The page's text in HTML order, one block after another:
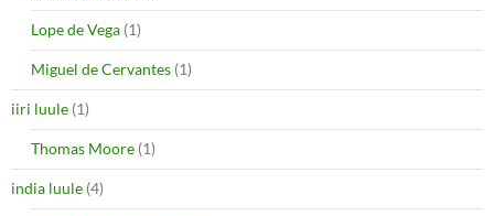
Lope de Vega (1)
Miguel de Cervantes (1)
iiri luule (1)
Thomas Moore (1)
india luule (4)